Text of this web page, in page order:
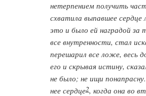
нетерпением получить
схватила выпавшее сердце
это и было ей наградой за
все внутренности, стал
перешарил все ложе, весь
его и скрывая истину,
не было; не ищи
нее сердце2, когда она во